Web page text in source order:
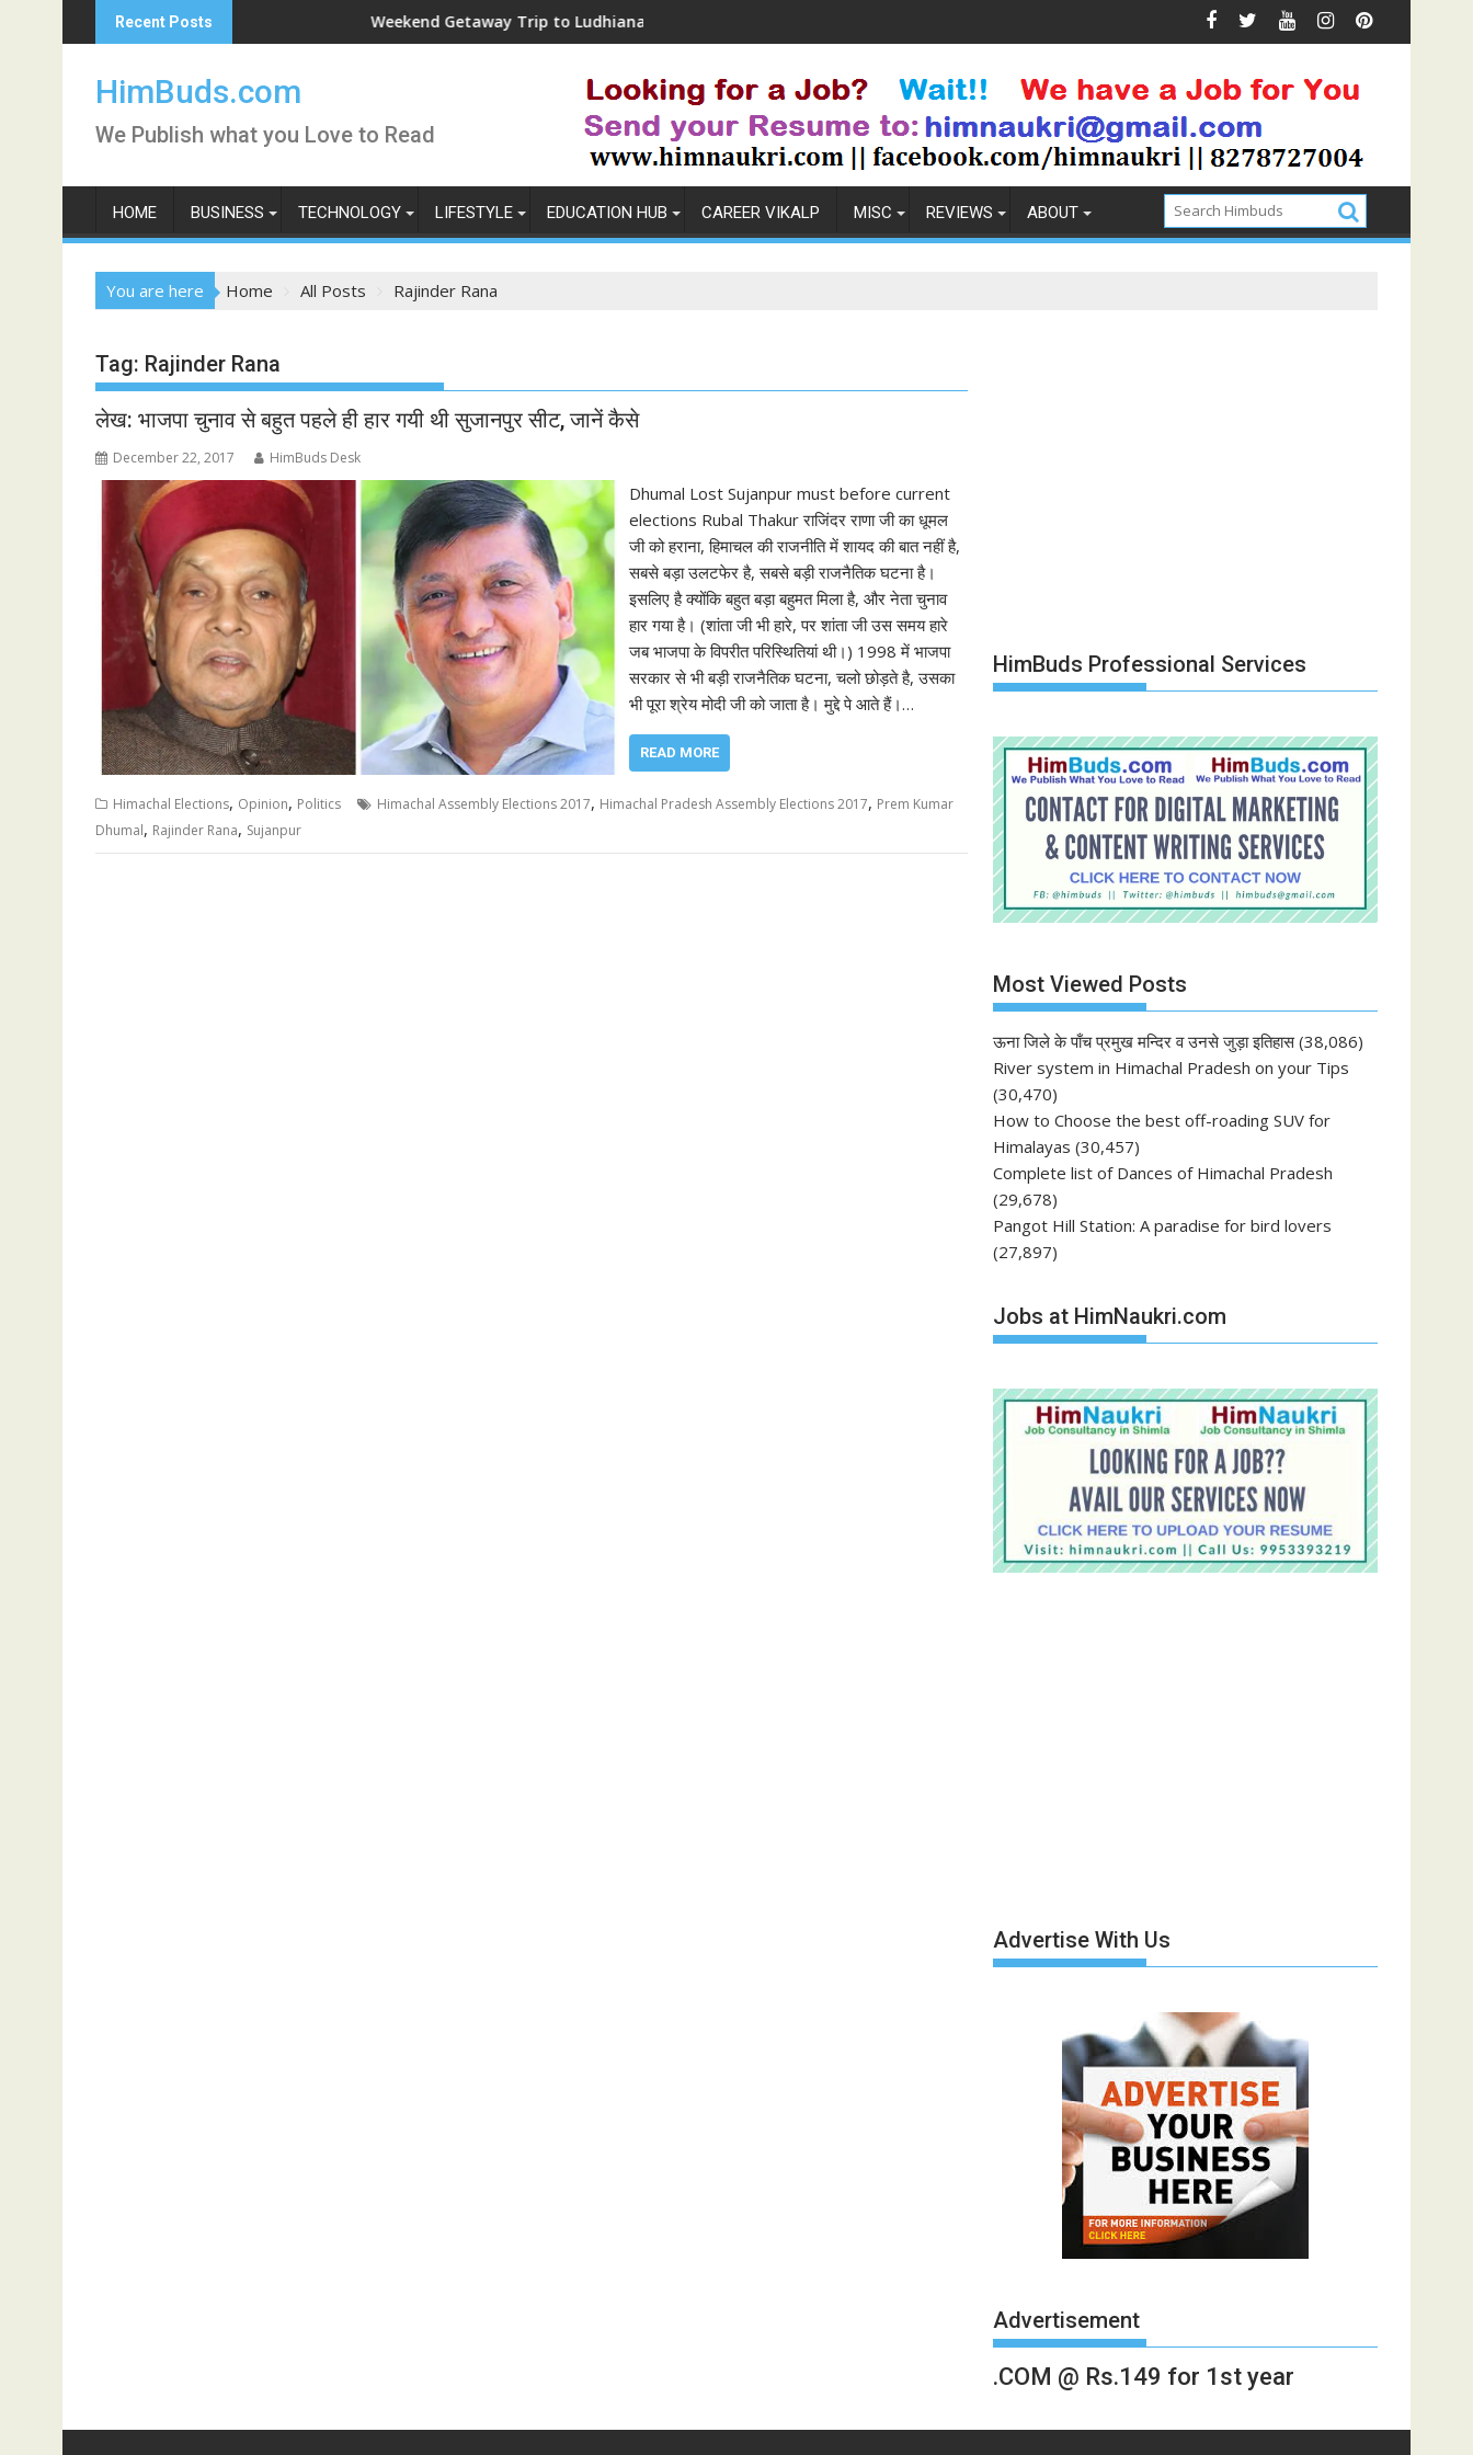
to
Recent Posts Weekend Getaway Trip to Ludhiana How to Pick the Best Memory Foam
HimBuds.com
We Publish what you Love to Read
HOME BUSINESS TECHNOLOGY LIFESTYLE EDUCATION HUB CAREER VIKALP MISC REVIEWS ABOUT
You are here Home All Posts Rajinder Rana
Tag: Rajinder Rana
लेख: भाजपा चुनाव से बहुत पहले ही हार गयी थी सुजानपुर सीट, जानें कैसे
December 22, 2017 HimBuds Desk
Dhumal Lost Sujanpur must before current
elections Rubal Thakur राजिंदर राणा जी का धूमल
जी को हराना, हिमाचल की राजनीति में शायद की बात नहीं है,
सबसे बड़ा उलटफेर है, सबसे बड़ी राजनैतिक घटना है।
इसलिए है क्योंकि बहुत बड़ा बहुमत मिला है, और नेता चुनाव
हार गया है। (शांता जी भी हारे, पर शांता जी उस समय हारे
जब भाजपा के विपरीत परिस्थितियां थी।) 1998 में भाजपा
सरकार से भी बड़ी राजनैतिक घटना, चलो छोड़ते है, उसका
भी पूरा श्रेय मोदी जी को जाता है। मुद्दे पे आते हैं।…
READ MORE
Himachal Elections, Opinion, Politics Himachal Assembly Elections 2017, Himachal Pradesh Assembly Elections 2017, Prem Kumar
Dhumal, Rajinder Rana, Sujanpur
HimBuds Professional Services
Most Viewed Posts
ऊना जिले के पाँच प्रमुख मन्दिर व उनसे जुड़ा इतिहास (38,086)
River system in Himachal Pradesh on your Tips
(30,470)
How to Choose the best off-roading SUV for
Himalayas (30,457)
Complete list of Dances of Himachal Pradesh
(29,678)
Pangot Hill Station: A paradise for bird lovers
(27,897)
Jobs at HimNaukri.com
Advertise With Us
Advertisement
.COM @ Rs.149 for 1st year